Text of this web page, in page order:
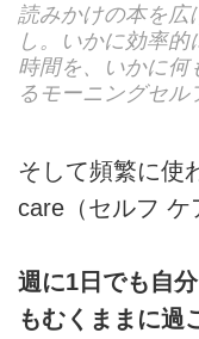
読みかけの本を広
し。いかに効率
時間を、いかに何
るモーニングセ
そして頻繁に使
care（セルフ ケ
週に1日でも自
もむくままに過